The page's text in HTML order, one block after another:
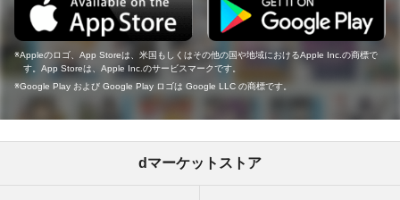
Appleのロゴ、App Storeは、米国もしくはその他の国や地域におけるApple Inc.の商標で
す。App Storeは、Apple Inc.のサービスマークです。
Google Play および Google Play ロゴは Google LLC の商標です。
dマーケットストア